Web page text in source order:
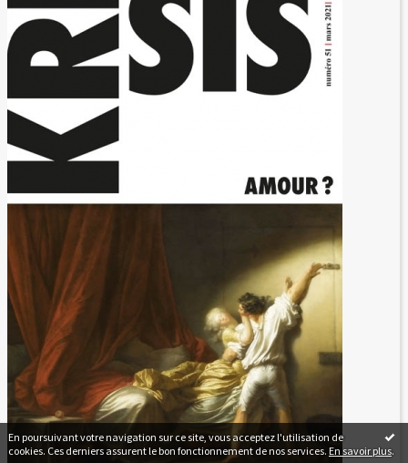
En poursuivant votre navigation sur ce site, vous acceptez l'utilisation de
cookies. Ces derniers assurent le bon fonctionnement de nos services. En savoir plus.